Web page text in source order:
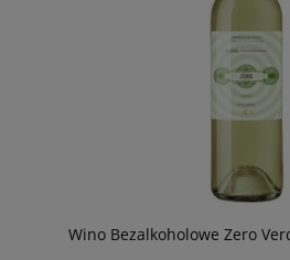
Wino Bezalkoholowe Zero